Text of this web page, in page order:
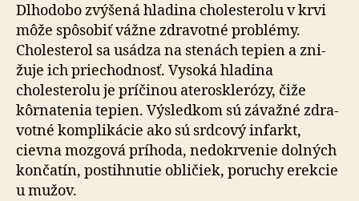
Dlhodobo zvýšená hladina cholesterolu v krvi
môže spô­so­biť vážne zdra­votné problémy.
Cholesterol sa usádza na stenách tepien a zni­
žuje ich prie­chod­nosť. Vysoká hladina
cholesterolu je príčinou ate­ro­skle­rózy, čiže
kôrna­tenia tepien. Výsledkom sú závažné zdra­
votné kom­pli­kácie ako sú srdcový infarkt,
cievna mozgová príhoda, nedo­krvenie dolných
kon­čatín, postihnutie obličiek, poruchy erekcie
u mužov.